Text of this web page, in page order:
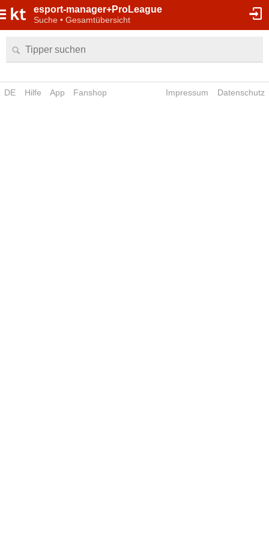
esport-manager+ProLeague
Suche • Gesamtübersicht
DE Hilfe App Fanshop Impressum Datenschutz